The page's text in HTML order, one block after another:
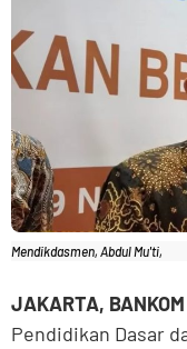
Mendikdasmen, Abdul Mu'ti,
JAKARTA,
Pendidikan Dasar